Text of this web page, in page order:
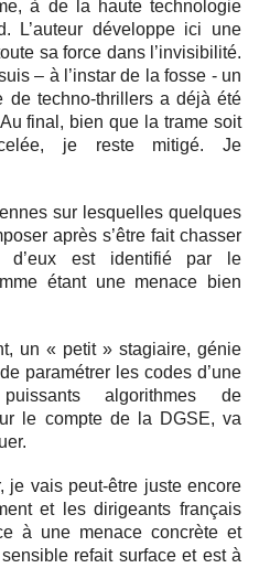
à de la haute technologie
L’auteur développe ici une
sa force dans l’invisibilité.
– à l’instar de la fosse - un
de techno-thrillers a déjà été
final, bien que la trame soit
je reste mitigé. Je
sur lesquelles quelques
après s’être fait chasser
d’eux est identifié par le
étant une menace bien
un « petit » stagiaire, génie
paramétrer les codes d’une
algorithmes de
le compte de la DGSE, va
je vais peut-être juste encore
et les dirigeants français
à une menace concrète et
refait surface et est à